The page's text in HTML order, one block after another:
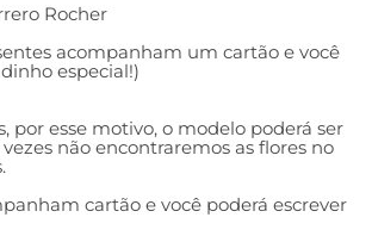
Rocher
acompanham um cartão e você
especial!)
por esse motivo, o modelo poderá ser
não encontraremos as flores no
cartão e você poderá escrever